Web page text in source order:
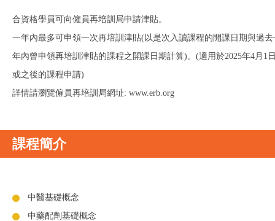
合資格學員可向僱員再培訓局申請津貼。
一年內最多可申領一次再培訓津貼(以是次入讀課程的開課日期與過去
年內曾申領再培訓津貼的課程之開課日期計算)。(適用於2025年4月1
或之後的課程申請)
詳情請瀏覽僱員再培訓局網址: www.erb.org
課程簡介
中醫基礎概念
中藥配劑基礎概念